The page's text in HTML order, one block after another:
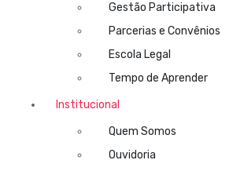
Gestão Participativa
Parcerias e Convênios
Escola Legal
Tempo de Aprender
Institucional
Quem Somos
Ouvidoria